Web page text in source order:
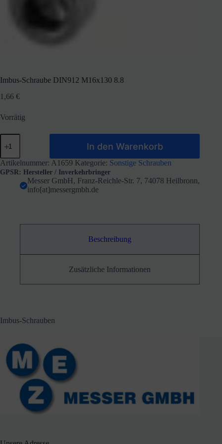
Imbus-Schraube DIN912 M16x130 8.8
1,66 €
Vorrätig
Imbus-
Schraube
M16x130
8.8
In den Warenkorb
Artikelnummer: A1659 Kategorie: Sonstige Schrauben
GPSR: Hersteller / Inverkehrbringer
Messer GmbH, Franz-Reichle-Str. 7, 74078 Heilbronn,
info[at]messergmbh.de
Beschreibung
Zusätzliche Informationen
Imbus-Schrauben